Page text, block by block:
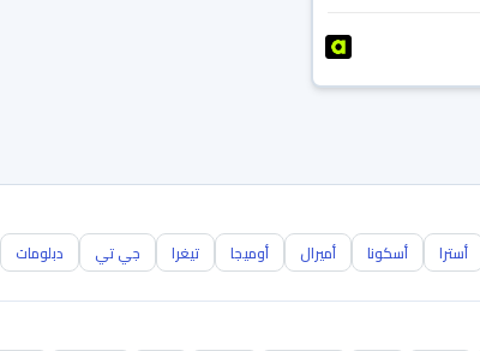
أسترا أسكونا أميرال أوميجا تيغرا جي تي دبلومات